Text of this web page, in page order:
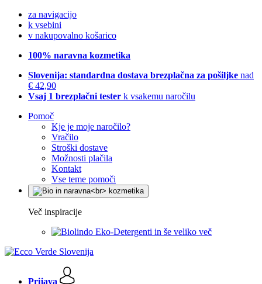
za navigacijo
k vsebini
v nakupovalno košarico
100% naravna kozmetika
Slovenija: standardna dostava brezplačna za pošiljke nad
€ 42,90
Vsaj 1 brezplačni tester k vsakemu naročilu
Pomoč
Kje je moje naročilo?
Vračilo
Stroški dostave
Možnosti plačila
Kontakt
Vse teme pomoči
Več inspiracije
Eko-Detergenti in še veliko več
Prijava